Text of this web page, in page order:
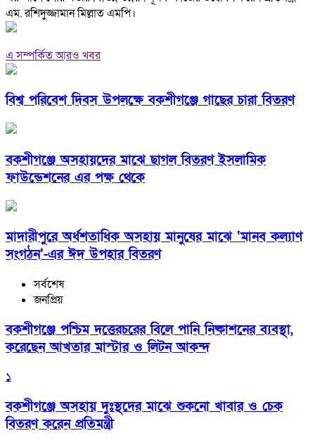
এম. রশিদুজ্জামান মিল্লাত এমপি।
এ সম্পর্কিত আরও খবর
বিশ্ব পরিবেশ দিবস উপলক্ষে বকশীগঞ্জে গাছের চারা বিতরণ
বকশীগঞ্জে অসহায়দের মাঝে ছাগল বিতরণ ইসলামিক
ফাউন্ডেশনের এর পক্ষ থেকে
মাদারীপুরে অর্ধশতাধিক অসহায় মানুষের মাঝে ‘মানব কল্যাণ
সংগঠন’-এর ঈদ উপহার বিতরণ
সর্বশেষ
জনপ্রিয়
বকশীগঞ্জে পশ্চিম দত্তেরচরের বিলে পানি নিষ্কাশনের ব্যবস্থা,
করেছেন আখতার মাস্টার ও লিটন আকন্দ
১
বকশীগঞ্জে অসহায় দুঃস্থদের মাঝে শুকনো খাবার ও চেক
বিতরণ করেন প্রতিমন্ত্রী